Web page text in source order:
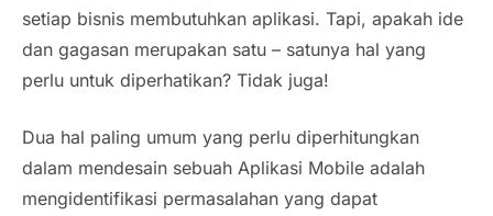
setiap bisnis membutuhkan aplikasi. Tapi, apakah ide
dan gagasan merupakan satu – satunya hal yang
perlu untuk diperhatikan? Tidak juga!
Dua hal paling umum yang perlu diperhitungkan
dalam mendesain sebuah Aplikasi Mobile adalah
mengidentifikasi permasalahan yang dapat